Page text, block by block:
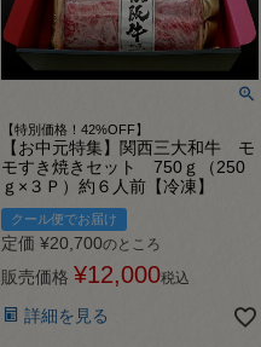
【特別価格！42%OFF】
【お中元特集】関西三大和牛 モ
モすき焼きセット 750ｇ（250
ｇ×３Ｐ）約６人前【冷凍】
クール便でお届け
定価 ¥20,700のところ
販売価格 ¥12,000税込
詳細を見る